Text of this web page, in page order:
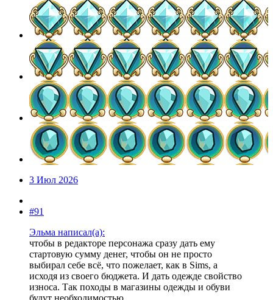
3 Июл 2026
#91
Эльма написал(а):
чтобы в редакторе персонажа сразу дать ему
стартовую сумму денег, чтобы он не просто
выбирал себе всё, что пожелает, как в Sims, а
исходя из своего бюджета. И дать одежде свойство
износа. Так походы в магазины одежды и обуви